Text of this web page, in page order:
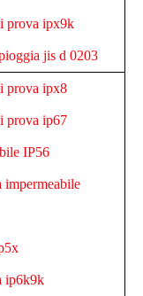
prova ipx9k
jis d 0203
prova ipx8
prova ip67
IP56
impermeabile
ip6k9k